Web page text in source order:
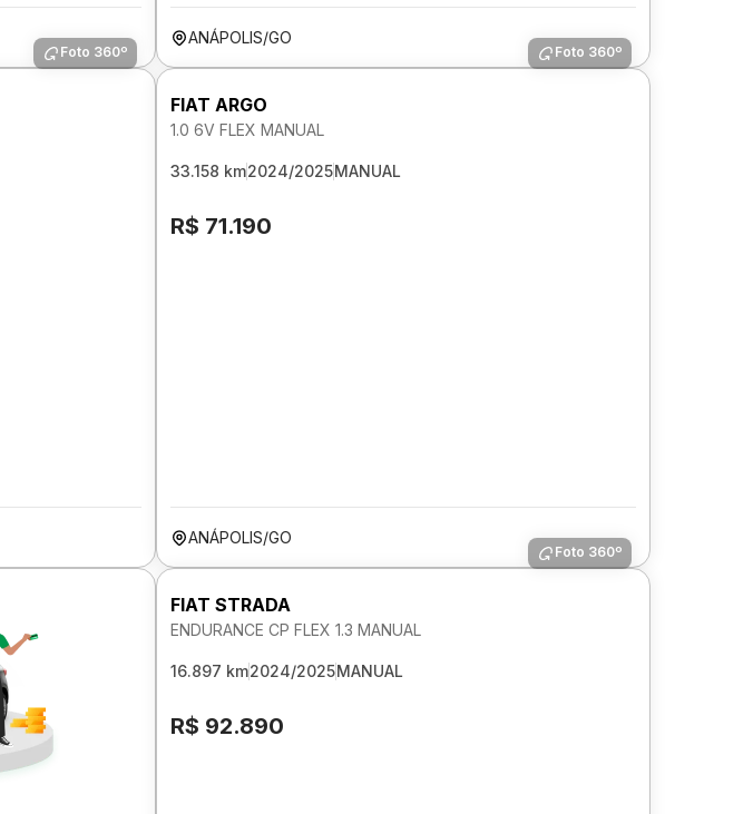
ANÁPOLIS/GO
Foto 360º Foto 360º
FIAT ARGO
1.0 6V FLEX MANUAL
33.158 km2024/2025MANUAL
R$ 71.190
ANÁPOLIS/GO
Foto 360º
FIAT STRADA
ENDURANCE CP FLEX 1.3 MANUAL
16.897 km2024/2025MANUAL
R$ 92.890